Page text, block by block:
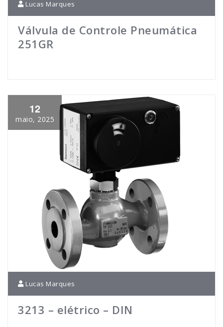
Lucas Marques
Válvula de Controle Pneumática
251GR
12
maio, 2025
Lucas Marques
3213 – elétrico – DIN